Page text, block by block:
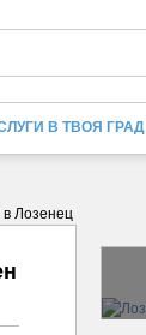
В ТВОЯ ГРАД
в Лозенец